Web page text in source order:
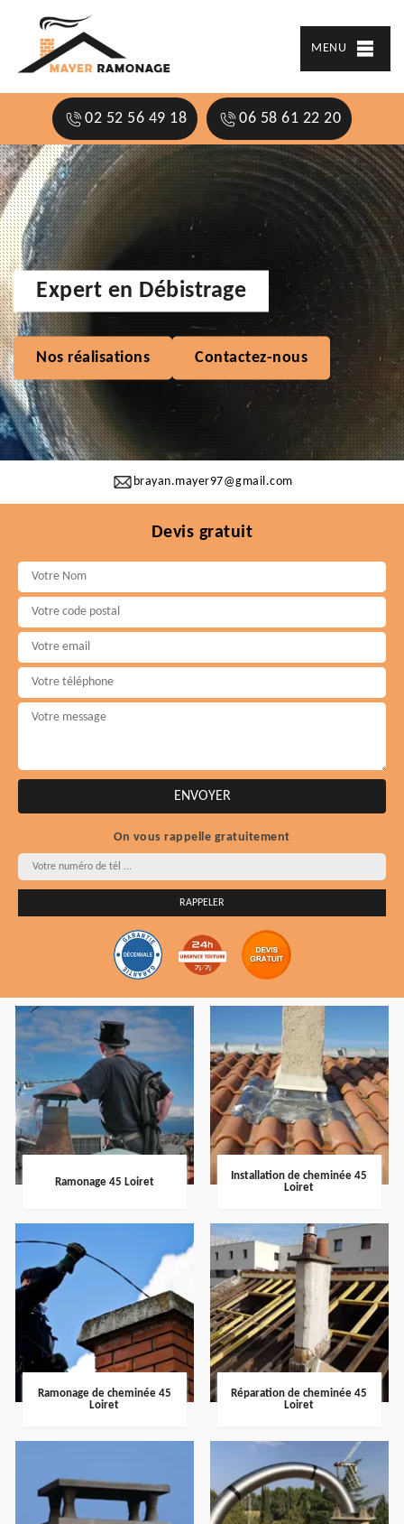
MENU
02 52 56 49 18 06 58 61 22 20
brayan.mayer97@gmail.com
Expert en Débistrage
Nos réalisations Contactez-nous
Devis gratuit
On vous rappelle gratuitement
Ramonage 45 Loiret
Installation de cheminée 45
Loiret
Ramonage de cheminée 45
Loiret
Réparation de cheminée 45
Loiret